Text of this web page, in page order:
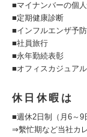
■マイナンバーの個
■定期健康診断
■インフルエンザ予
■社員旅行
■永年勤続表彰
■オフィスカジュア
休日休暇は
■週休2日制（月6～9
⇒繫忙期など当社カ